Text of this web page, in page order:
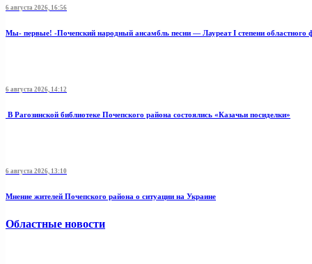
6 августа 2026, 16:56
Мы- первые! -Почепский народный ансамбль песни — Лауреат I степени областного
6 августа 2026, 14:12
В Рагозинской библиотеке Почепского района состоялись «Казачьи посиделки»
6 августа 2026, 13:10
Мнение жителей Почепского района о ситуации на Украине
Областные новости